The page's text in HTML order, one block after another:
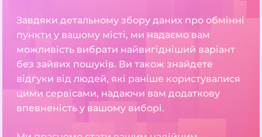
Завдяки детальному збору даних про обмінні
пункти у вашому місті, ми надаємо вам
можливість вибрати найвигідніший варіант
без зайвих пошуків. Ви також знайдете
відгуки від людей, які раніше користувалися
цими сервісами, надаючи вам додаткову
впевненість у вашому виборі.